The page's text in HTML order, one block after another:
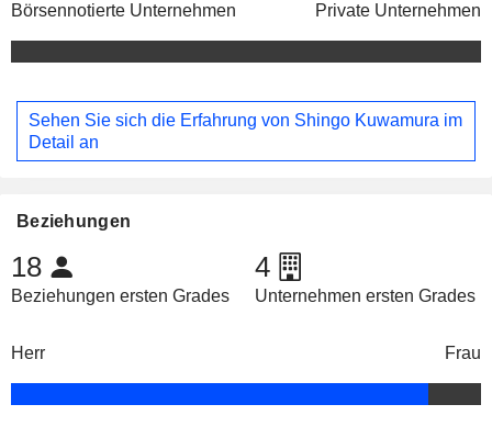
Börsennotierte Unternehmen Private Unternehmen
Sehen Sie sich die Erfahrung von Shingo Kuwamura im
Detail an
Beziehungen
18
Beziehungen ersten Grades
4
Unternehmen ersten Grades
Herr Frau